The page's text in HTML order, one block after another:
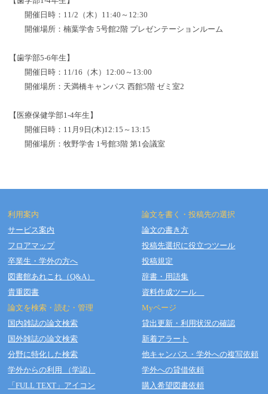
開催日時：11/2（木）11:40～12:30
開催場所：楠葉学舎 5号館2階 プレゼンテーションルーム
【歯学部5-6年生】
開催日時：11/16（木）12:00～13:00
開催場所：天満橋キャンパス 西館5階 ゼミ室2
【医療保健学部1-4年生】
開催日時：11月9日(木)12:15～13:15
開催場所：牧野学舎 1号館3階 第1会議室
利用案内
サービス案内
フロアマップ
卒業生・学外の方へ
図書館あれこれ（Q&A）
貴重図書
論文を検索・読む・管理
国内雑誌の論文検索
国外雑誌の論文検索
分野に特化した検索
学外からの利用 （学認）
「FULL TEXT」アイコン
論文を書く・投稿先の選択
論文の書き方
投稿先選択に役立つツール
投稿規定
辞書・用語集
資料作成ツール
Myページ
貸出更新・利用状況の確認
新着アラート
他キャンパス・学外への複写依頼
学外への貸借依頼
購入希望図書依頼
Copyright © OSAKA DENTAL UNIVERSITY LIBRARY All Rights Reserved.